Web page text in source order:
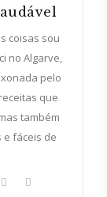
coisas sou
no Algarve,
pelo
que
também
fáceis de